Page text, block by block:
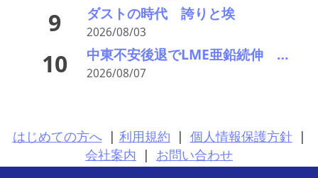
9 ダストの時代 誇りと埃
2026/08/03
10 中東不安後退でLME亜鉛続伸 27円引き上げ国内建値676円へ
2026/08/07
はじめての方へ | 利用規約 | 個人情報保護方針 |
会社案内 | お問い合わせ